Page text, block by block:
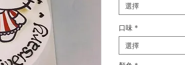
選擇
口味 *
選擇